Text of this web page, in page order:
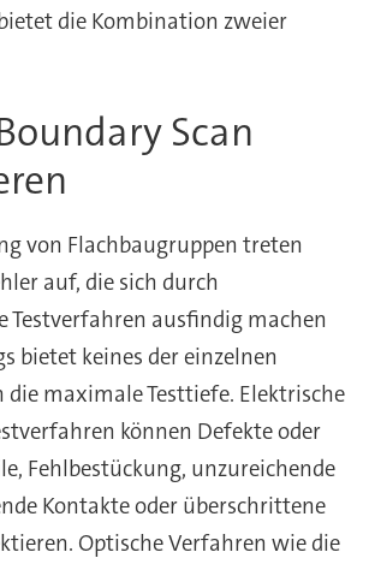
die Kombination zweier
Scan
von Flachbaugruppen treten
auf, die sich durch
Testverfahren ausfindig machen
bietet keines der einzelnen
maximale Testtiefe. Elektrische
können Defekte oder
Fehlbestückung, unzureichende
Kontakte oder überschrittene
Optische Verfahren wie die